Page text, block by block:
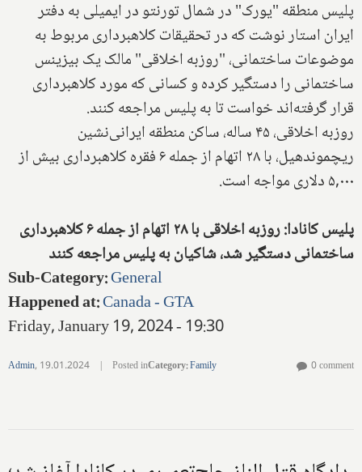
پلیس منطقه "یورک" در شمال تورنتو در ایمیلی به دفتر
ایران استار نوشت که در تحقیقات کلاهبرداری مربوط به
موضوعات ساختمانی، "روزبه اخلاقی" مالک یک بیزینس
ساختمانی را دستگیر کرده و کسانی که مورد کلاهبرداری
قرار گرفته‌اند خواست تا به پلیس مراجعه کنند.
روزبه اخلاقی، ۴۵ ساله، ساکن منطقه ایرانی‌نشین
ریچموندهیل، با ۲۸ اتهام از جمله ۶ فقره کلاهبرداری بیش از
۵,۰۰۰ دلاری مواجه است.
پلیس کانادا: روزبه اخلاقی با ۲۸ اتهام از جمله ۶ کلاهبرداری
ساختمانی دستگیر شد، شاکیان به پلیس مراجعه کنند
Sub-Category:General
Happened at:Canada - GTA
Friday, January 19, 2024 - 19:30
Admin, 19.01.2024 | Posted inCategory:Family 0 comment